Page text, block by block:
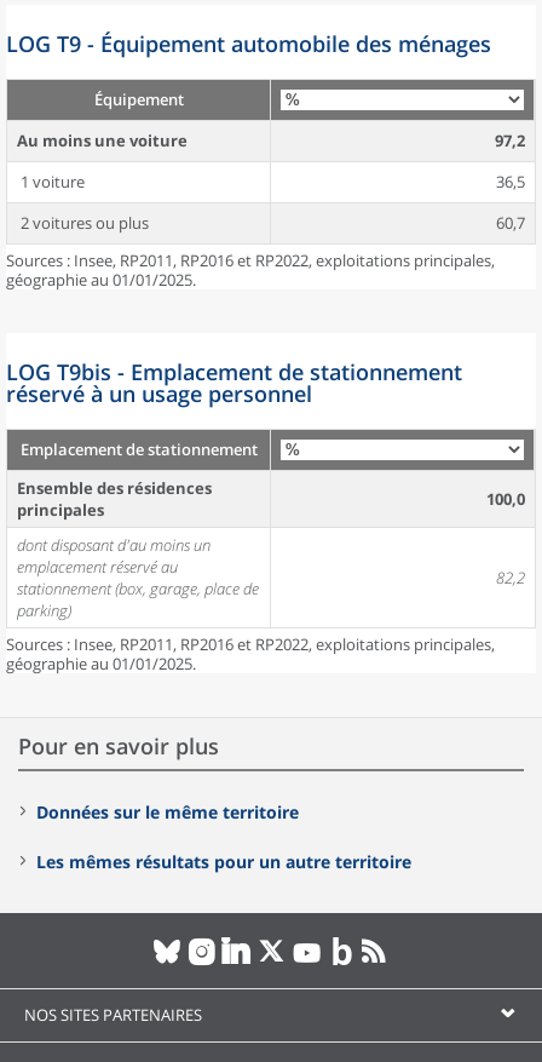
LOG T9 - Équipement automobile des ménages
Équipement
Au moins une voiture
97,2
1 voiture
36,5
2 voitures ou plus
60,7
Sources : Insee, RP2011, RP2016 et RP2022, exploitations principales,
géographie au 01/01/2025.
LOG T9bis - Emplacement de stationnement
réservé à un usage personnel
Emplacement de stationnement
Ensemble des résidences
principales
100,0
dont disposant d'au moins un
emplacement réservé au
stationnement (box, garage, place de
parking)
82,2
Sources : Insee, RP2011, RP2016 et RP2022, exploitations principales,
géographie au 01/01/2025.
Pour en savoir plus
Données sur le même territoire
Les mêmes résultats pour un autre territoire
NOS SITES PARTENAIRES